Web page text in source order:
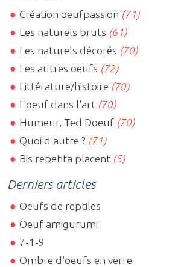
Création oeufpassion (71)
Les naturels bruts (61)
Les naturels décorés (70)
Les autres oeufs (72)
Littérature/histoire (70)
L'oeuf dans l'art (70)
Humeur, Ted Doeuf (70)
Quoi d'autre ? (71)
Bis repetita placent (5)
Derniers articles
Oeufs de reptiles
Oeuf amigurumi
7-1-9
Ombre d'oeufs en verre